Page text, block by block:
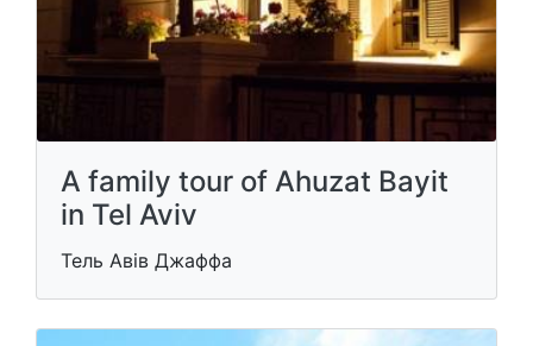
A family tour of Ahuzat Bayit
in Tel Aviv
Тель Авів Джаффа